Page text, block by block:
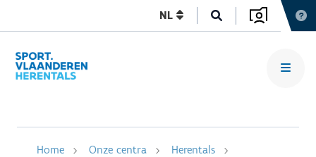
NL
Home Onze centra
Herentals